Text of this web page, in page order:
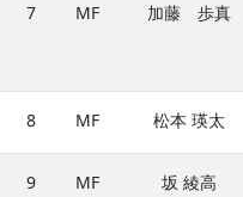
7 MF 加藤 歩真
8 MF 松本 瑛太
9 MF 坂 綾高